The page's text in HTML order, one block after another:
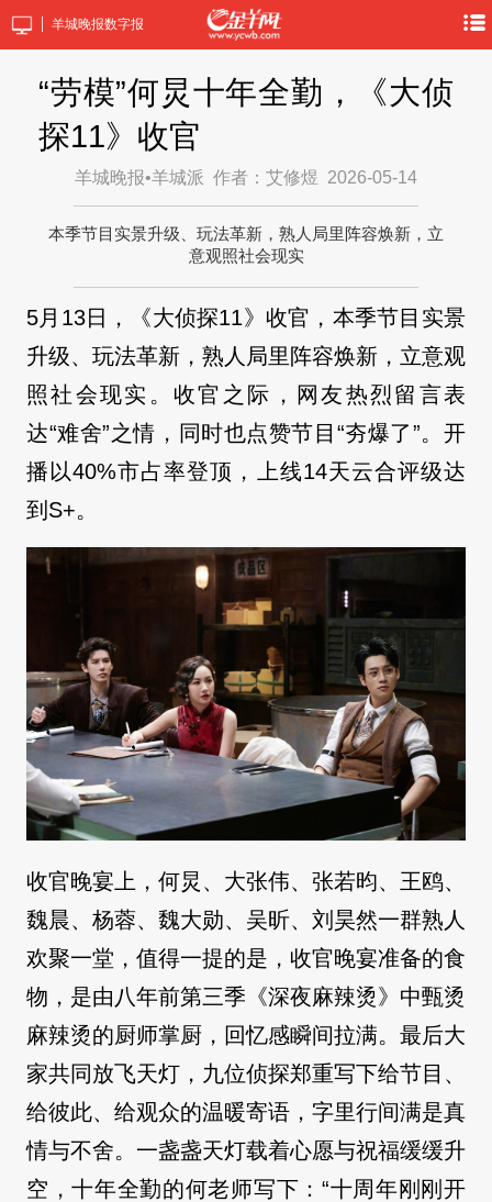
羊城晚报数字报
“劳模”何炅十年全勤，《大侦
探11》收官
羊城晚报•羊城派 作者：艾修煜 2026-05-14
本季节目实景升级、玩法革新，熟人局里阵容焕新，立
意观照社会现实
5月13日，《大侦探11》收官，本季节目实景
升级、玩法革新，熟人局里阵容焕新，立意观
照社会现实。收官之际，网友热烈留言表
达“难舍”之情，同时也点赞节目“夯爆了”。开
播以40%市占率登顶，上线14天云合评级达
到S+。
收官晚宴上，何炅、大张伟、张若昀、王鸥、
魏晨、杨蓉、魏大勋、吴昕、刘昊然一群熟人
欢聚一堂，值得一提的是，收官晚宴准备的食
物，是由八年前第三季《深夜麻辣烫》中甄烫
麻辣烫的厨师掌厨，回忆感瞬间拉满。最后大
家共同放飞天灯，九位侦探郑重写下给节目、
给彼此、给观众的温暖寄语，字里行间满是真
情与不舍。一盏盏天灯载着心愿与祝福缓缓升
空，十年全勤的何老师写下：“十周年刚刚开